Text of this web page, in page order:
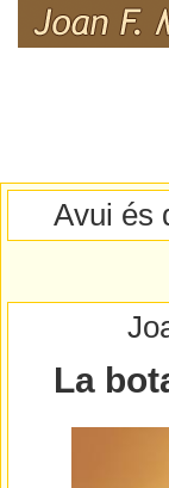
Avui és
La